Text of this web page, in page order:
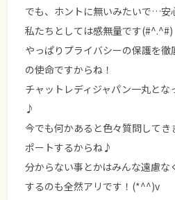
でも、ホントに無いみたいで…安
私たちとしては感無量です(#^.^#)
やっぱり プライバシーの保護を徹
の使命ですからね！
チャットレディジャパン一丸とな
♪
今でも何かあると色々質問して
ポートするからね♪
分からない事とかはみんな遠慮
するのも全然アリです！(*^^)v